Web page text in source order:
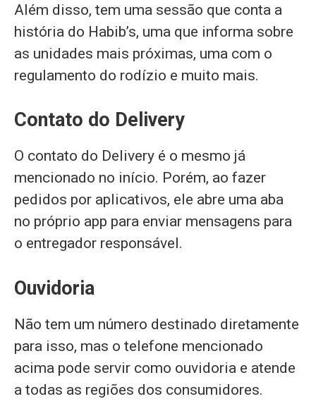
Além disso, tem uma sessão que conta a
história do Habib’s, uma que informa sobre
as unidades mais próximas, uma com o
regulamento do rodízio e muito mais.
Contato do Delivery
O contato do Delivery é o mesmo já
mencionado no início. Porém, ao fazer
pedidos por aplicativos, ele abre uma aba
no próprio app para enviar mensagens para
o entregador responsável.
Ouvidoria
Não tem um número destinado diretamente
para isso, mas o telefone mencionado
acima pode servir como ouvidoria e atende
a todas as regiões dos consumidores.